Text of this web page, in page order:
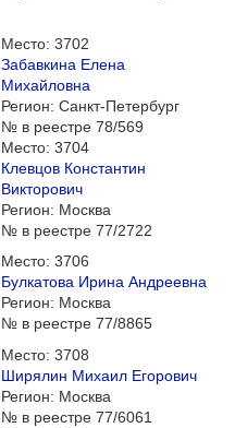
Место: 3702
Забавкина Елена
Михайловна
Регион: Санкт-Петербург
№ в реестре 78/569
Место: 3704
Клевцов Константин
Викторович
Регион: Москва
№ в реестре 77/2722
Место: 3706
Булкатова Ирина Андреевна
Регион: Москва
№ в реестре 77/8865
Место: 3708
Ширялин Михаил Егорович
Регион: Москва
№ в реестре 77/6061